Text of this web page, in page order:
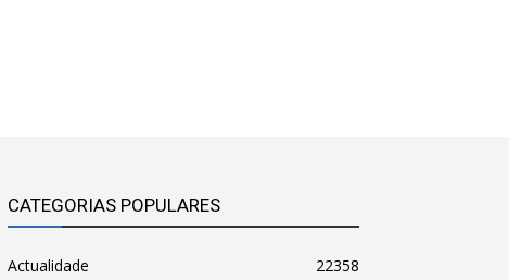
CATEGORIAS POPULARES
Actualidade 22358